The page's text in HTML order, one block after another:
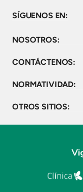
SÍGUENOS EN:
NOSOTROS:
CONTÁCTENOS:
NORMATIVIDAD:
OTROS SITIOS: